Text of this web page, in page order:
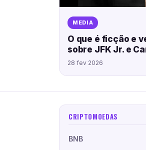
MEDIA
O que é ficção e
sobre JFK Jr. e
28 fev 2026
CRIPTOMOEDAS
BNB